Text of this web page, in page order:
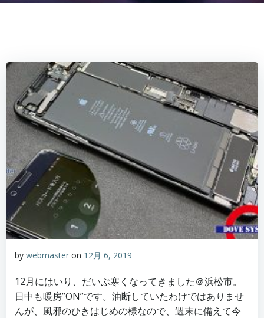
by webmaster on 12月 6, 2019
12月にはいり、だいぶ寒くなってきました＠浜松市。
日中も暖房”ON”です。油断していたわけではありませ
んが、風邪のひきはじめの様なので、週末に備えて今